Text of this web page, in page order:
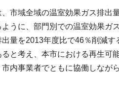
市域全域の温室効果ガス排出
うに、部門別での温室効果ガ
量を2013年度比で46％削減
と考え、本市における再生可
市内事業者でともに協働しなが